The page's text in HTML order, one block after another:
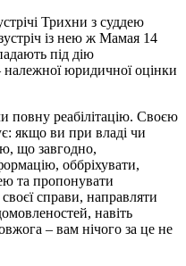
Трихни з суддею
із нею ж Мамая 14
під дію
юридичної оцінки
реабілітацію. Своєю
якщо ви при владі чи
що завгодно,
оббріхувати,
та пропонувати
справи, направляти
навіть
– вам нічого за це не